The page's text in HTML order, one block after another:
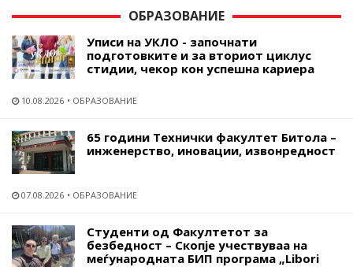
ОБРАЗОВАНИЕ
Уписи на УКЛО - започнати
подготовките и за вториот циклус
стидии, чекор кон успешна кариера
10.08.2026 ОБРАЗОВАНИЕ
65 години Технички факултет Битола –
инженерство, иновации, извонредност
07.08.2026 ОБРАЗОВАНИЕ
Студенти од Факултетот за
безбедност – Скопје учествуваа на
меѓународната БИП програма „Libori